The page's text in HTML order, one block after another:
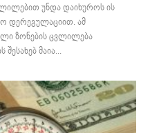
უნდა დაიხუროს ის
დერეგულაციით. ამ
ზონების ცვლილება
მაია...